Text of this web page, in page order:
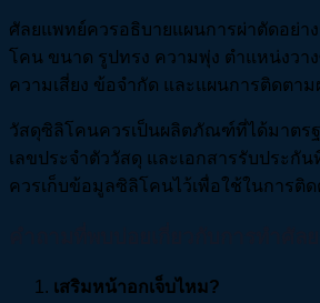
ศัลยแพทย์ควรอธิบายแผนการผ่าตัดอย่า
โคน ขนาด รูปทรง ความพุ่ง ตำแหน่งวา
ความเสี่ยง ข้อจำกัด และแผนการติดตา
วัสดุซิลิโคนควรเป็นผลิตภัณฑ์ที่ได้มาตร
เลขประจำตัววัสดุ และเอกสารรับประกั
ควรเก็บข้อมูลซิลิโคนไว้เพื่อใช้ในการติด
เสริมหน้าอกเจ็บไหม?